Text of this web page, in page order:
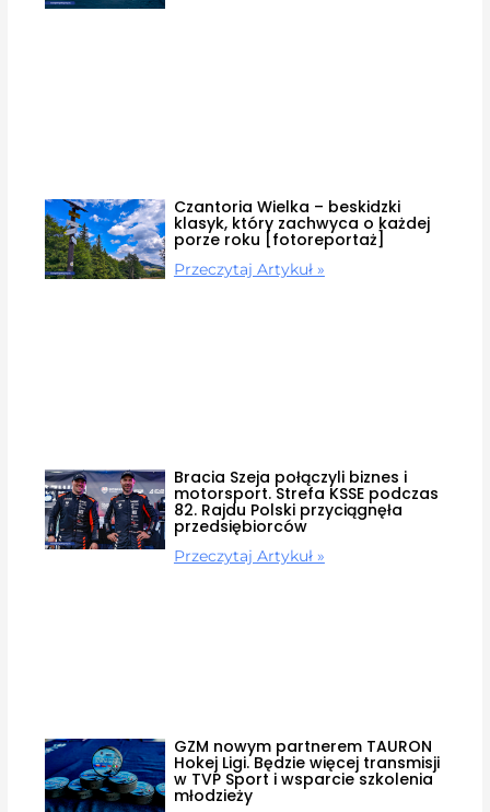
Czantoria Wielka – beskidzki
klasyk, który zachwyca o każdej
porze roku [fotoreportaż]
Przeczytaj Artykuł »
Bracia Szeja połączyli biznes i
motorsport. Strefa KSSE podczas
82. Rajdu Polski przyciągnęła
przedsiębiorców
Przeczytaj Artykuł »
GZM nowym partnerem TAURON
Hokej Ligi. Będzie więcej transmisji
w TVP Sport i wsparcie szkolenia
młodzieży